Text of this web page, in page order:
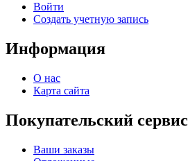
Войти
Создать учетную запись
Информация
О нас
Карта сайта
Покупательский сервис
Ваши заказы